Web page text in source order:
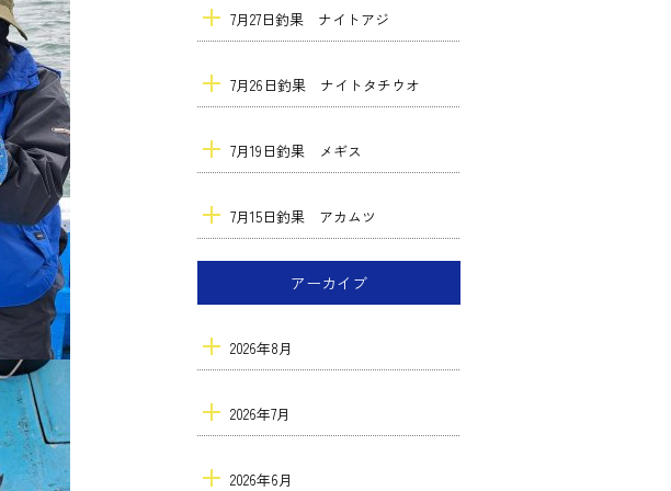
7月27日釣果 ナイトアジ
7月26日釣果 ナイトタチウオ
7月19日釣果 メギス
7月15日釣果 アカムツ
アーカイブ
2026年8月
2026年7月
2026年6月